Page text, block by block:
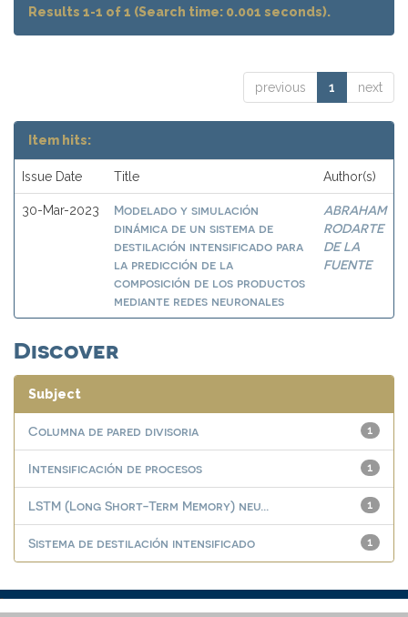
Results 1-1 of 1 (Search time: 0.001 seconds).
previous 1 next
Item hits:
Issue Date Title Author(s)
30-Mar-2023
Modelado y simulación
dinámica de un sistema de
destilación intensificado para
la predicción de la
composición de los productos
mediante redes neuronales
ABRAHAM
RODARTE
DE LA
FUENTE
Discover
Subject
1
Columna de pared divisoria
1
Intensificación de procesos
1
LSTM (Long Short-Term Memory) neu...
1
Sistema de destilación intensificado